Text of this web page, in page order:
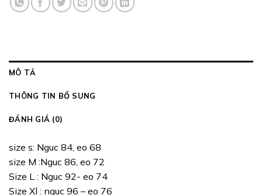
MÔ TẢ
THÔNG TIN BỔ SUNG
ĐÁNH GIÁ (0)
size s: Nguc 84, eo 68
size M :Nguc 86, eo 72
Size L : Nguc 92- eo 74
Size Xl : nguc 96 – eo 76